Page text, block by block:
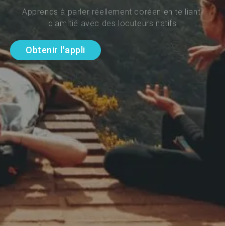
Apprends à parler réellement coréen en te liant
d'amitié avec des locuteurs natifs
Obtenir l'appli